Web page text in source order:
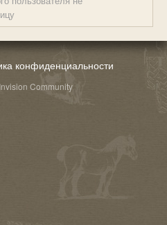
конфиденциальности
Community